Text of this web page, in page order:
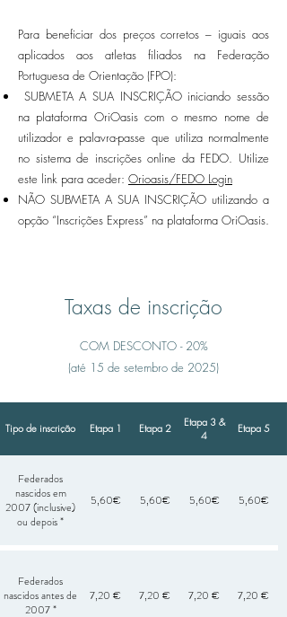
Para beneficiar dos preços corretos – iguais aos
aplicados aos atletas filiados na Federação
Portuguesa de Orientação (FPO):
SUBMETA A SUA INSCRIÇÃO iniciando sessão
na plataforma OriOasis com o mesmo nome de
utilizador e palavra-passe que utiliza normalmente
no sistema de inscrições online da FEDO. Utilize
este link para aceder: Orioasis/FEDO Login
NÃO SUBMETA A SUA INSCRIÇÃO utilizando a
opção “Inscrições Express” na plataforma OriOasis.
Taxas de inscrição
COM DESCONTO - 20%
(até 15 de setembro de 2025)
Tipo de inscrição Etapa 1 Etapa 2
Etapa 3 &
4
Etapa 5
Federados
nascidos em
2007 (inclusive)
ou depois *
5,60€ 5,60€ 5,60€ 5,60€
Federados
nascidos antes de
2007 *
7,20 € 7,20 € 7,20 € 7,20 €